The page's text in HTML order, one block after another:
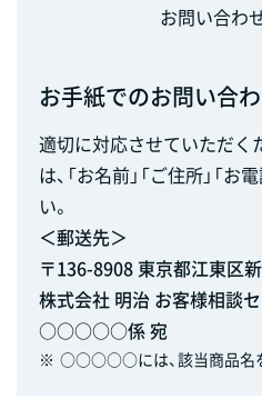
お問い合わ
お手紙でのお問い合
適切に対応させていただく
は、「お名前」「ご住所」「
い。
＜郵送先＞
〒136-8908 東京都江東区
株式会社 明治 お客様相談
○○○○○係 宛
※ ○○○○○には、該当商品名